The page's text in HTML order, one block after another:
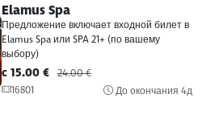
Elamus Spa
Предложение включает входной билет в
Elamus Spa или SPA 21+ (по вашему
выбору)
c 15.00 € 24.00 €
16801
До окончания4д